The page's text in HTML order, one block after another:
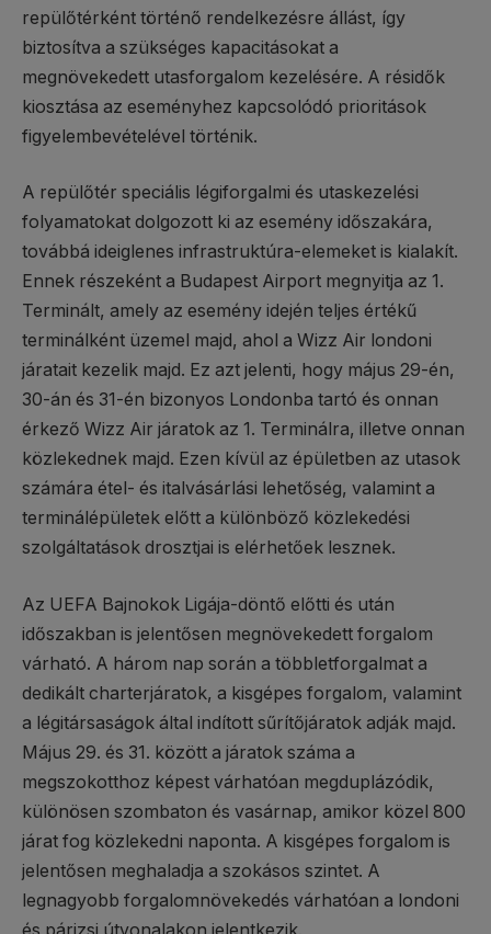
repülőtérként történő rendelkezésre állást, így
biztosítva a szükséges kapacitásokat a
megnövekedett utasforgalom kezelésére. A résidők
kiosztása az eseményhez kapcsolódó prioritások
figyelembevételével történik.
A repülőtér speciális légiforgalmi és utaskezelési
folyamatokat dolgozott ki az esemény időszakára,
továbbá ideiglenes infrastruktúra-elemeket is kialakít.
Ennek részeként a Budapest Airport megnyitja az 1.
Terminált, amely az esemény idején teljes értékű
terminálként üzemel majd, ahol a Wizz Air londoni
járatait kezelik majd. Ez azt jelenti, hogy május 29-én,
30-án és 31-én bizonyos Londonba tartó és onnan
érkező Wizz Air járatok az 1. Terminálra, illetve onnan
közlekednek majd. Ezen kívül az épületben az utasok
számára étel- és italvásárlási lehetőség, valamint a
terminálépületek előtt a különböző közlekedési
szolgáltatások drosztjai is elérhetőek lesznek.
Az UEFA Bajnokok Ligája-döntő előtti és után
időszakban is jelentősen megnövekedett forgalom
várható. A három nap során a többletforgalmat a
dedikált charterjáratok, a kisgépes forgalom, valamint
a légitársaságok által indított sűrítőjáratok adják majd.
Május 29. és 31. között a járatok száma a
megszokotthoz képest várhatóan megduplázódik,
különösen szombaton és vasárnap, amikor közel 800
járat fog közlekedni naponta. A kisgépes forgalom is
jelentősen meghaladja a szokásos szintet. A
legnagyobb forgalomnövekedés várhatóan a londoni
és párizsi útvonalakon jelentkezik.